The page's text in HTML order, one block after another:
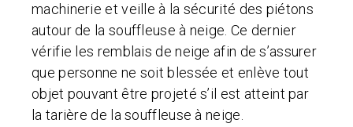
machinerie et veille à la sécurité des piétons
autour de la souffleuse à neige. Ce dernier
vérifie les remblais de neige afin de s’assurer
que personne ne soit blessée et enlève tout
objet pouvant être projeté s’il est atteint par
la tarière de la souffleuse à neige.